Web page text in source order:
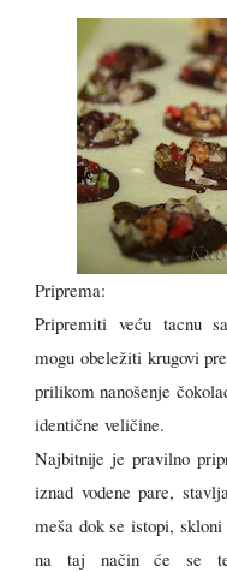
Priprema:
Pripremiti veću tacnu
mogu obeležiti krugovi
prilikom nanošenje
identične veličine.
Najbitnije je pravilno
iznad vodene pare, s
meša dok se istopi,
na taj način će se